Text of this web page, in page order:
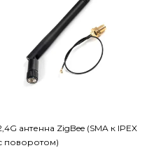
антенна ZigBee (SMA к IPEX
поворотом)